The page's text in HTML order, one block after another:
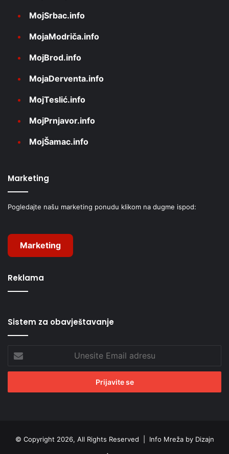
MojSrbac.info
MojaModriča.info
MojBrod.info
MojaDerventa.info
MojTeslić.info
MojPrnjavor.info
MojŠamac.info
Marketing
Pogledajte našu marketing ponudu klikom na dugme ispod:
Marketing
Reklama
Sistem za obavještavanje
Email
adresu
© Copyright 2026, All Rights Reserved | Info Mreža by Dizajn